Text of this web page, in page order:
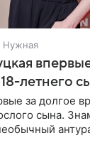
Нужная
летнего
за долгое
сына.